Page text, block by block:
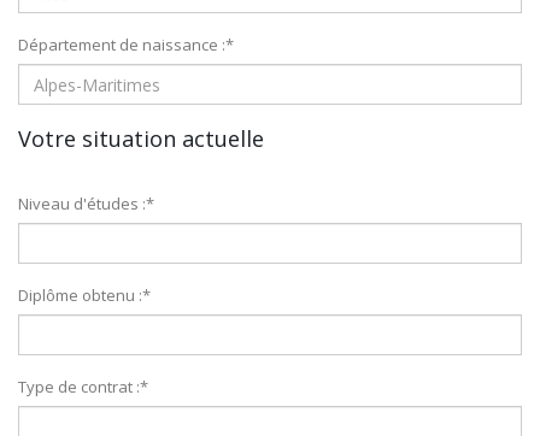
Département de naissance :*
Votre situation actuelle
Niveau d'études :*
Diplôme obtenu :*
Type de contrat :*